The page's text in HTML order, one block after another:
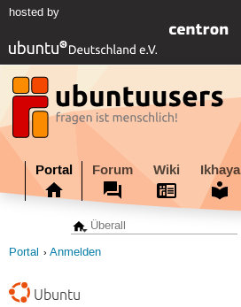
hosted by
Portal Forum Wiki Ikhaya
Portal Anmelden
Ubuntu